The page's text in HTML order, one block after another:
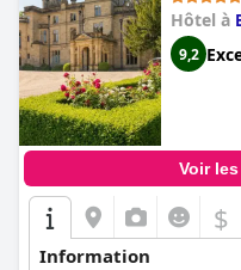
d'une excellente
ce qui en fait un choix de
Caernarfon.
Hôtel à
9,2
Voir
$
Information